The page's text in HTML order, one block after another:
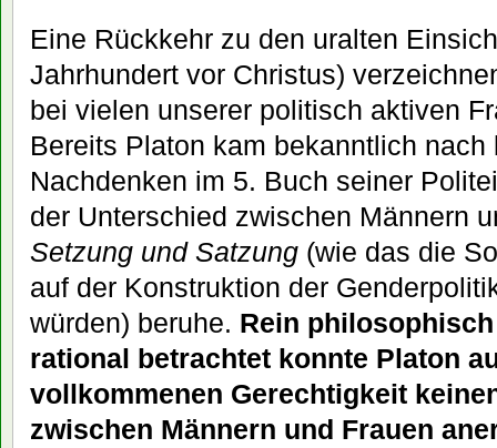
Eine Rückkehr zu den uralten
Jahrhundert vor Christus)
bei vielen unserer politisch aktiven
Bereits Platon kam bekanntlich nach
Nachdenken im 5. Buch seiner
der Unterschied zwischen Männern
Setzung und Satzung (wie das die
auf der Konstruktion der
würden) beruhe. Rein
rational betrachtet konnte Platon
vollkommenen Gerechtigkeit
zwischen Männern und Frauen